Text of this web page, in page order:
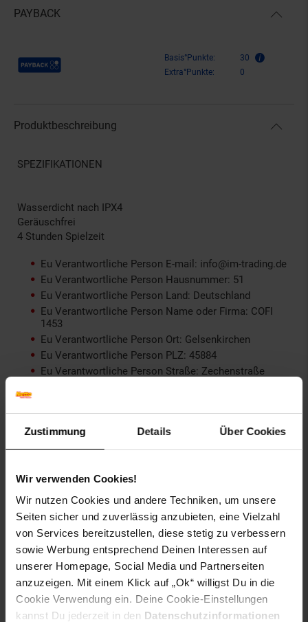
Zustimmung Details Über Cookies
Wir verwenden Cookies!
Wir nutzen Cookies und andere Techniken, um unsere
Seiten sicher und zuverlässig anzubieten, eine Vielzahl
von Services bereitzustellen, diese stetig zu verbessern
sowie Werbung entsprechend Deinen Interessen auf
unserer Homepage, Social Media und Partnerseiten
anzuzeigen. Mit einem Klick auf „Ok“ willigst Du in die
Cookie Verwendung ein. Deine Cookie-Einstellungen
kannst Du jederzeit in den Datenschutzinformationen
PAYBACK
Payback Punkte Basis°Punkte:
30
Extra°Punkte:
0
Produktbeschreibung
SPEZIFIKATIONEN
Wasserdicht nach IPX4
Geräuschfrei
4 Stunden Spielzeit
Eu Verantwortliche Person E-mail: info@im-trading.de
Eu Verantwortliche Person Hausnummer: 51
Eu Verantwortliche Person Land: Deutschland
Eu Verantwortliche Person Name oder Firma: COFI
1453
Eu Verantwortliche Person Ort: Gelsenkirchen
Eu Verantwortliche Person PLZ: 45884
Eu Verantwortliche Person Straße: Zechenstraße
Gewählte Variante:
EAN: 4255698201390
Artikel gehört zur Kategorie:Kopfhörer
Versandinformationen